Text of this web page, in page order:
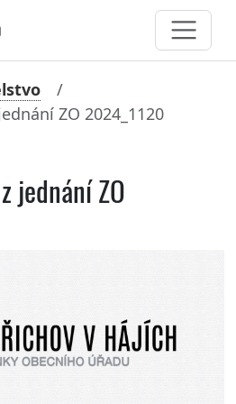
ZO 2024_1120
jednání ZO